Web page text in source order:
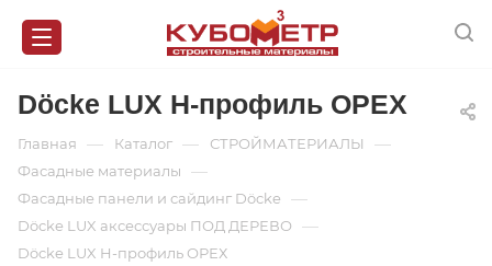
Döcke LUX H-профиль ОРЕХ
Главная — Каталог — СТРОЙМАТЕРИАЛЫ —
Фасадные материалы —
Фасадные панели и сайдинг Döcke —
Döcke LUX аксессуары ПОД ДЕРЕВО —
Döcke LUX H-профиль ОРЕХ